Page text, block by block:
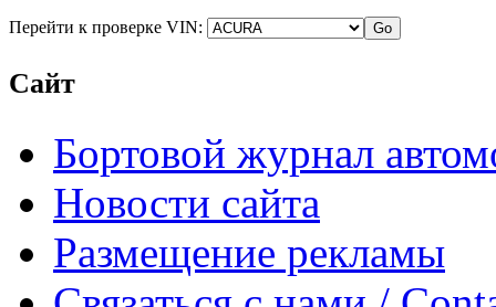
Перейти к проверке VIN:
Сайт
Бортовой журнал
Новости сайта
Размещение рекламы